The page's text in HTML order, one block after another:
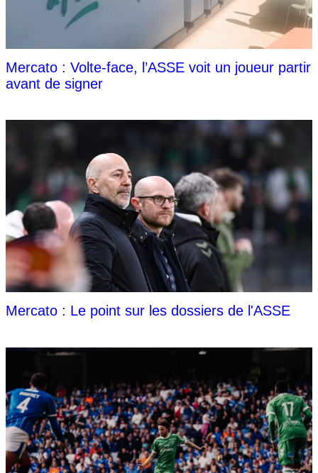
Mercato : Volte-face, l’ASSE voit un joueur partir
avant de signer
Mercato : Le point sur les dossiers de l'ASSE